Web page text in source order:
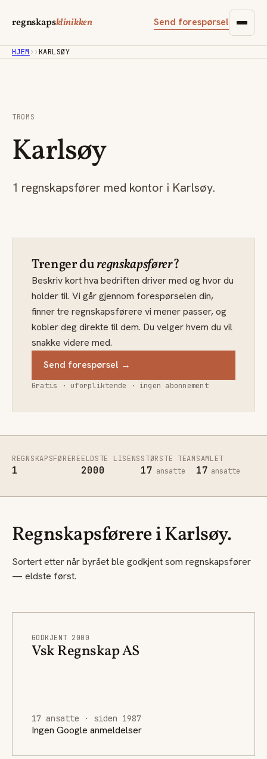
regnskapsklinikken Send forespørsel
HJEM › ›KARLSØY
TROMS
Karlsøy
1 regnskapsfører med kontor i Karlsøy.
Trenger duregnskapsfører?
Beskriv kort hva bedriften driver med og hvor du
holder til. Vi går gjennom forespørselen din,
finner tre regnskapsførere vi mener passer, og
kobler deg direkte til dem. Du velger hvem du vil
snakke videre med.
Send forespørsel →
Gratis · uforpliktende · ingen abonnement
REGNSKAPSFØRERE
1
ELDSTE LISENS
2000
STØRSTE TEAM
17 ansatte
SAMLET
17 ansatte
Regnskapsførere i Karlsøy.
Sortert etter når byrået ble godkjent som regnskapsfører
— eldste først.
GODKJENT 2000
Vsk Regnskap AS
17 ansatte · siden 1987
Ingen Google anmeldelser